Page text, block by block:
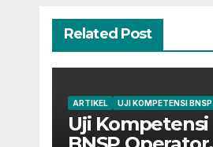
Related Post
ARTIKEL UJI KOMPETENSI BNSP
Uji Kompetensi